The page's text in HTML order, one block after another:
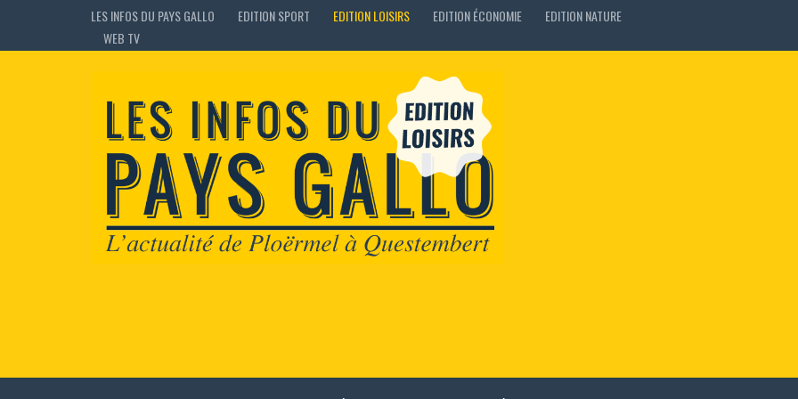
LES INFOS DU PAYS GALLO EDITION SPORT EDITION LOISIRS EDITION ÉCONOMIE
EDITION NATURE
WEB TV